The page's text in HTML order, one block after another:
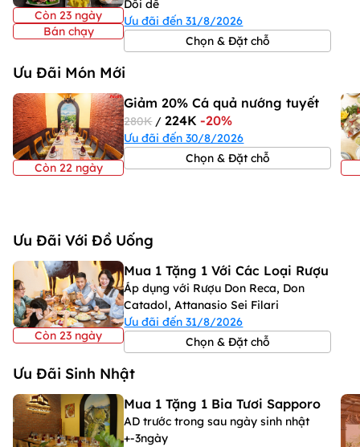
Còn 23 ngày
Bán chạy
Dồi dê
Ưu đãi đến 31/8/2026
Chọn & Đặt chỗ
Ưu Đãi Món Mới
Còn 22 ngày
Giảm 20% Cá quả nướng tuyết
280K / 224K -20%
Ưu đãi đến 30/8/2026
Chọn & Đặt chỗ
Ưu Đãi Với Đồ Uống
Còn 23 ngày
Mua 1 Tặng 1 Với Các Loại Rượu
Áp dụng với Rượu Don Reca, Don
Catadol, Attanasio Sei Filari
Ưu đãi đến 31/8/2026
Chọn & Đặt chỗ
Ưu Đãi Sinh Nhật
Mua 1 Tặng 1 Bia Tươi Sapporo
AD trước trong sau ngày sinh nhật
+-3ngày